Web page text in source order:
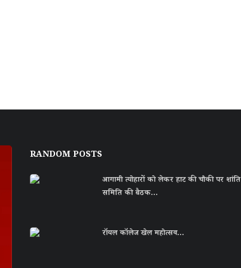
RANDOM POSTS
आगामी त्योहारों को लेकर हाट की चौकी पर शांति
समिति की बैठक...
राॅयल काॅलेज खेल महोत्सव...